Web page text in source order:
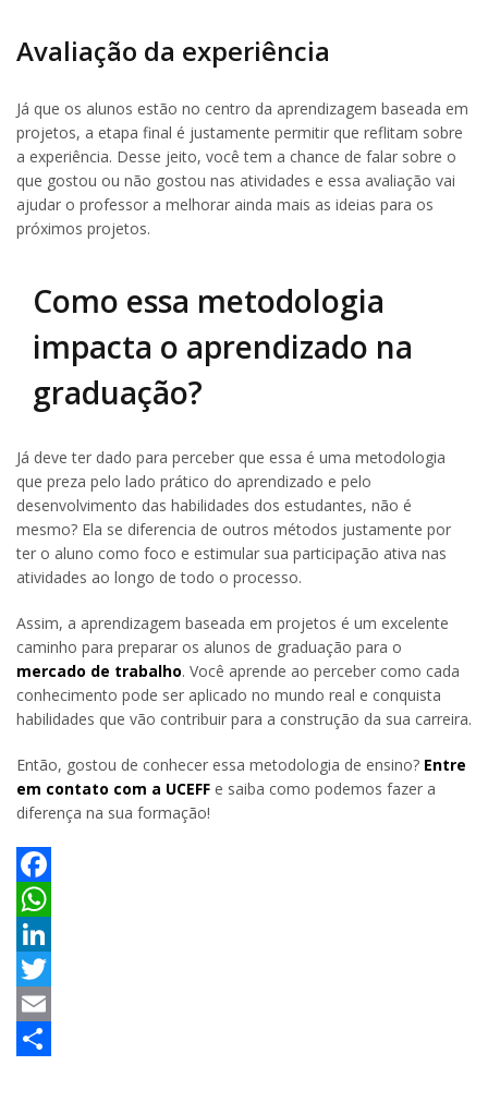
Avaliação da experiência
Já que os alunos estão no centro da aprendizagem baseada em
projetos, a etapa final é justamente permitir que reflitam sobre
a experiência. Desse jeito, você tem a chance de falar sobre o
que gostou ou não gostou nas atividades e essa avaliação vai
ajudar o professor a melhorar ainda mais as ideias para os
próximos projetos.
Como essa metodologia
impacta o aprendizado na
graduação?
Já deve ter dado para perceber que essa é uma metodologia
que preza pelo lado prático do aprendizado e pelo
desenvolvimento das habilidades dos estudantes, não é
mesmo? Ela se diferencia de outros métodos justamente por
ter o aluno como foco e estimular sua participação ativa nas
atividades ao longo de todo o processo.
Assim, a aprendizagem baseada em projetos é um excelente
caminho para preparar os alunos de graduação para o
mercado de trabalho. Você aprende ao perceber como cada
conhecimento pode ser aplicado no mundo real e conquista
habilidades que vão contribuir para a construção da sua carreira.
Então, gostou de conhecer essa metodologia de ensino? Entre
em contato com a UCEFF e saiba como podemos fazer a
diferença na sua formação!
Facebook
WhatsApp
LinkedIn
Twitter
Email